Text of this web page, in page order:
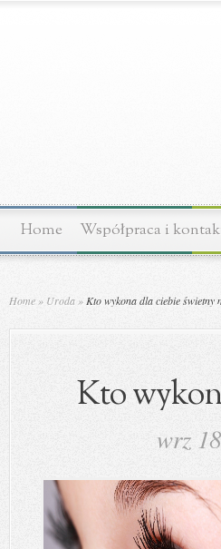
Home Współpraca i
Home » Uroda » Kto wykona dla ciebie świetny
Kto
wrz